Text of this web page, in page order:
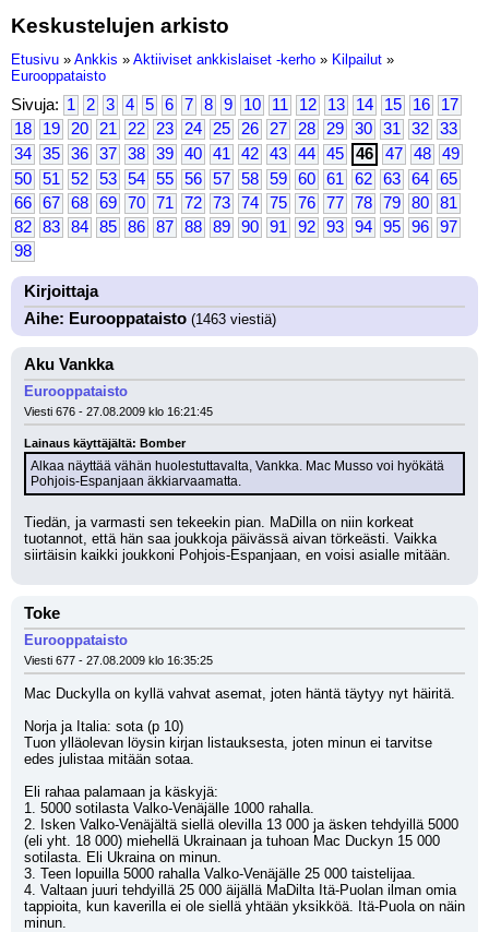
Keskustelujen arkisto
Etusivu » Ankkis » Aktiiviset ankkislaiset -kerho » Kilpailut »
Eurooppataisto
Sivuja: 1 2 3 4 5 6 7 8 9 10 11 12 13 14 15 16
17
18
19 20 21 22 23 24 25 26 27 28 29 30 31 32
33
34
35 36 37 38 39 40 41 42 43 44 45 46 47 48
49
50
51 52 53 54 55 56 57 58 59 60 61 62 63 64
65
66
67 68 69 70 71 72 73 74 75 76 77 78 79 80
81
82
83 84 85 86 87 88 89 90 91 92 93 94 95 96
97
98
Kirjoittaja
Aihe: Eurooppataisto (1463 viestiä)
Aku Vankka
Eurooppataisto
Viesti 676 - 27.08.2009 klo 16:21:45
Lainaus käyttäjältä: Bomber
Alkaa näyttää vähän huolestuttavalta, Vankka. Mac Musso voi hyökätä
Pohjois-Espanjaan äkkiarvaamatta.
Tiedän, ja varmasti sen tekeekin pian. MaDilla on niin korkeat
tuotannot, että hän saa joukkoja päivässä aivan törkeästi. Vaikka
siirtäisin kaikki joukkoni Pohjois-Espanjaan, en voisi asialle mitään.
Toke
Eurooppataisto
Viesti 677 - 27.08.2009 klo 16:35:25
Mac Duckylla on kyllä vahvat asemat, joten häntä täytyy nyt häiritä.
Norja ja Italia: sota (p 10)
Tuon ylläolevan löysin kirjan listauksesta, joten minun ei tarvitse
edes julistaa mitään sotaa.
Eli rahaa palamaan ja käskyjä:
1. 5000 sotilasta Valko-Venäjälle 1000 rahalla.
2. Isken Valko-Venäjältä siellä olevilla 13 000 ja äsken tehdyillä 5000
(eli yht. 18 000) miehellä Ukrainaan ja tuhoan Mac Duckyn 15 000
sotilasta. Eli Ukraina on minun.
3. Teen lopuilla 5000 rahalla Valko-Venäjälle 25 000 taistelijaa.
4. Valtaan juuri tehdyillä 25 000 äijällä MaDilta Itä-Puolan ilman omia
tappioita, kun kaverilla ei ole siellä yhtään yksikköä. Itä-Puola on näin
minun.